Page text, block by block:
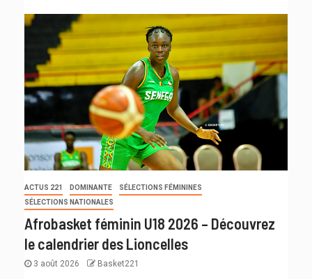
ACTUS 221 DOMINANTE
SÉLECTIONS FÉMININES
SÉLECTIONS NATIONALES
Afrobasket féminin U18 2026 – Découvrez
le calendrier des Lioncelles
3 août 2026 Basket221